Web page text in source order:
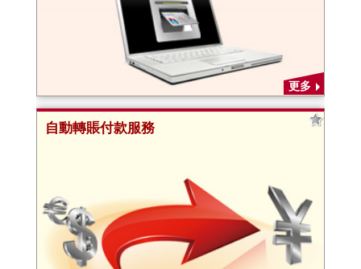
更多
自動轉賬付款服務